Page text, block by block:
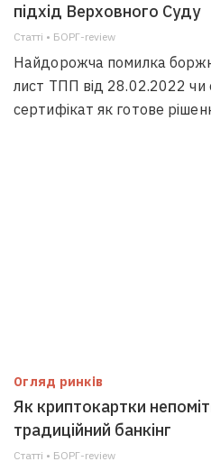
підхід Верховного Суду
Статті • БОРГ-review
Найдорожча помилка
лист ТПП від 28.02.2022 чи
сертифікат як готове
Огляд ринків
Як криптокартки
традиційний банкінг
Статті • БОРГ-review